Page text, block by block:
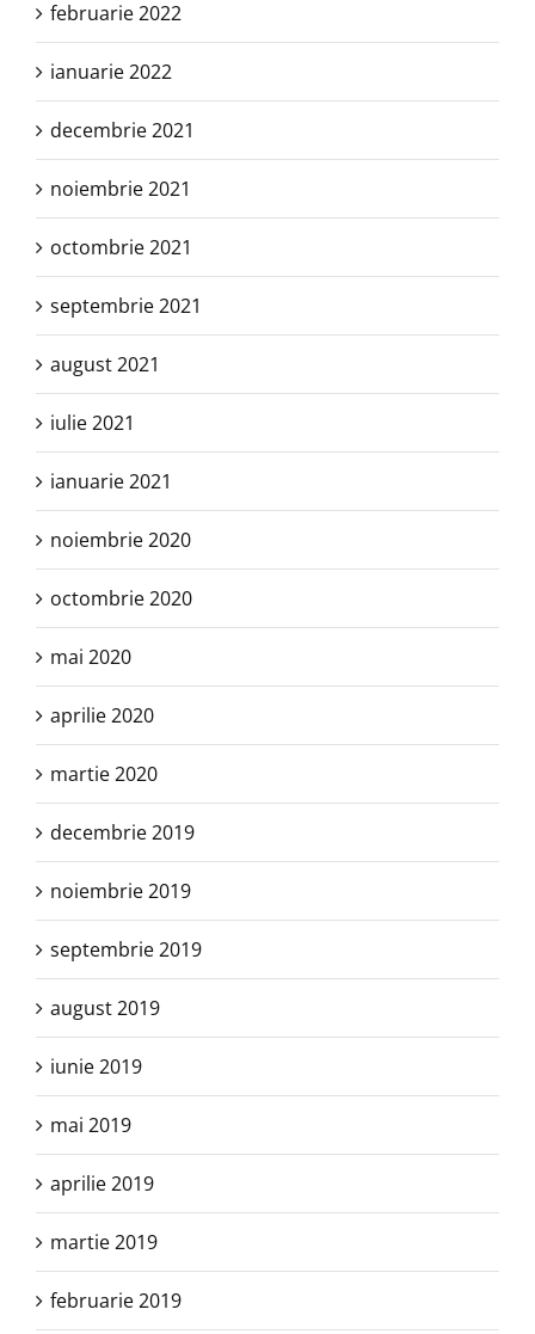
februarie 2022
ianuarie 2022
decembrie 2021
noiembrie 2021
octombrie 2021
septembrie 2021
august 2021
iulie 2021
ianuarie 2021
noiembrie 2020
octombrie 2020
mai 2020
aprilie 2020
martie 2020
decembrie 2019
noiembrie 2019
septembrie 2019
august 2019
iunie 2019
mai 2019
aprilie 2019
martie 2019
februarie 2019